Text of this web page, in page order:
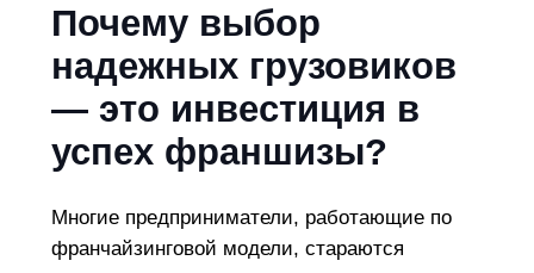
Почему выбор
надежных грузовиков
— это инвестиция в
успех франшизы?
Многие предприниматели, работающие по
франчайзинговой модели, стараются